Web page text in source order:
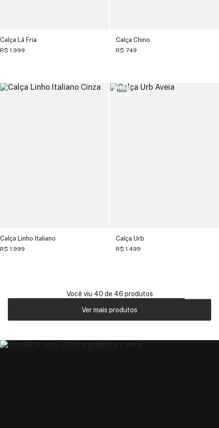
Calça Lã Fria
R$ 1.999
Calça Chino
R$ 749
Calça Linho Italiano
R$ 1.999
Novo
Calça Urb
R$ 1.499
Você viu 40 de 46 produtos
Ver mais produtos